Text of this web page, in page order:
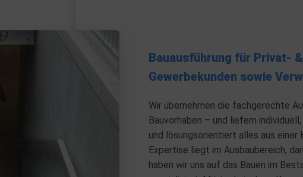
Bauausführung für Privat- &
Gewerbekunden sowie
Wir übernehmen die fachgerechte
Bauvorhaben – und liefern
und lösungsorientiert alles aus einer
Expertise liegt im Ausbaubereich,
haben wir uns auf das Bauen im